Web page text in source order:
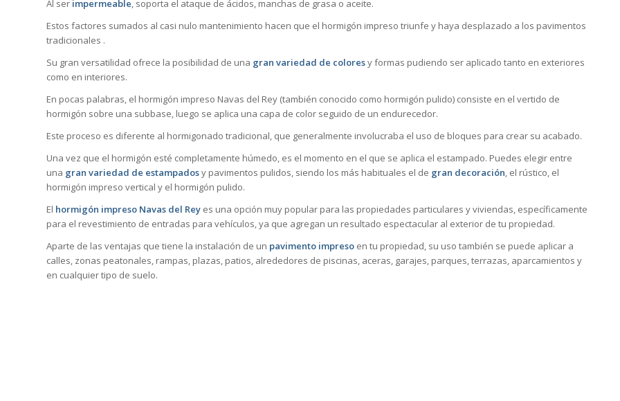
Al ser impermeable, soporta el ataque de ácidos, manchas de grasa o aceite.
Estos factores sumados al casi nulo mantenimiento hacen que el hormigón impreso triunfe y haya desplazado a los pavimentos
tradicionales .
Su gran versatilidad ofrece la posibilidad de una gran variedad de coloresy formas pudiendo ser aplicado tanto en exteriores
como en interiores.
En pocas palabras, el hormigón impreso Navas del Rey (también conocido como hormigón pulido) consiste en el vertido de
hormigón sobre una subbase, luego se aplica una capa de color seguido de un endurecedor.
Este proceso es diferente al hormigonado tradicional, que generalmente involucraba el uso de bloques para crear su acabado.
Una vez que el hormigón esté completamente húmedo, es el momento en el que se aplica el estampado. Puedes elegir entre
una gran variedad de estampadosy pavimentos pulidos, siendo los más habituales el de gran decoración, el rústico, el
hormigón impreso vertical y el hormigón pulido.
El hormigón impreso Navas del Rey es una opción muy popular para las propiedades particulares y viviendas, específicamente
para el revestimiento de entradas para vehículos, ya que agregan un resultado espectacular al exterior de tu propiedad.
Aparte de las ventajas que tiene la instalación de un pavimento impreso en tu propiedad, su uso también se puede aplicar a
calles, zonas peatonales, rampas, plazas, patios, alrededores de piscinas, aceras, garajes, parques, terrazas, aparcamientos y
en cualquier tipo de suelo.